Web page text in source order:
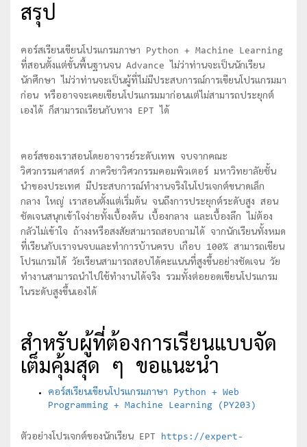
สรุป
คอร์สเรียนเขียนโปรแกรมภาษา Python + Machine Learning
ที่สอนตั้งแต่ขั้นพื้นฐานจน Advance ไม่ว่าท่านจะเป็นนักเรียน
นักศึกษา ไม่ว่าท่านจะเป็นผู้ที่ไม่มีประสบการณ์การเขียนโปรแกรมมา
ก่อน หรืออาจจะเคยเขียนโปรแกรมมาก่อนแต่ไม่สามารถประยุกต์
เองได้ ก็สามารถเรียนกับทาง EPT ได้
คอร์สของเราสอนโดยอาจารย์ระดับเทพ จบจากคณะ
วิศวกรรมศาสตร์ ภาควิชาวิศวกรรมคอมพิวเตอร์ มหาวิทยาลัยชั้น
นำของประเทศ มีประสบการณ์ทำงานจริงในโปรเจกต์ขนาดเล็ก
กลาง ใหญ่ เราสอนตั้งแต่เริ่มต้น จนถึงการประยุกต์ระดับสูง สอน
ชัดเจนสนุกเข้าใจง่ายทั้งเบื้องต้น เบื้องกลาง และเบื้องลึก ไม่ต้อง
กลัวไม่เข้าใจ ถ้างงหรือสงสัยสามารถสอบถามได้ จากนักเรียนทั้งหมด
ที่เรียนกับเราจนจบและทำการบ้านครบ เกือบ 100% สามารถเขียน
โปรแกรมได้ วัยเรียนสามารถสอบได้คะแนนที่สูงขึ้นอย่างชัดเจน วัย
ทำงานสามารถนำไปใช้ทำงานได้จริง รวมทั้งต่อยอดเขียนโปรแกรม
ในระดับสูงขึ้นเองได้
สำหรับผู้ที่ต้องการเรียนแบบจัด
เต็มคุ้มสุด ๆ ขอแนะนำ
คอร์สเรียนเขียนโปรแกรมภาษา Python + Web
Programming + Machine Learning (PY203)
ตัวอย่างโปรเจกต์ของนักเรียน EPT https://expert-